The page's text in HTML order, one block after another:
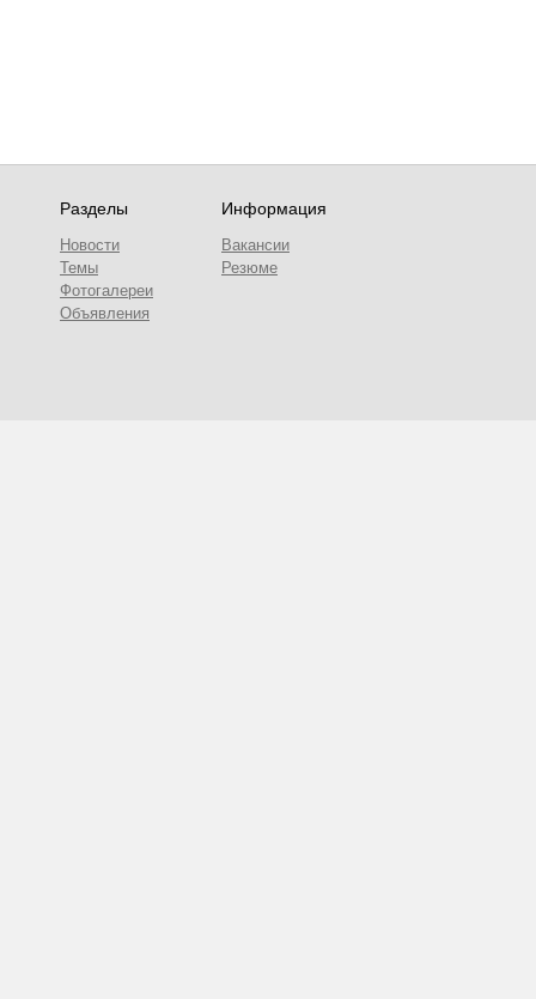
Разделы
Новости
Темы
Фотогалереи
Объявления
Информация
Вакансии
Резюме